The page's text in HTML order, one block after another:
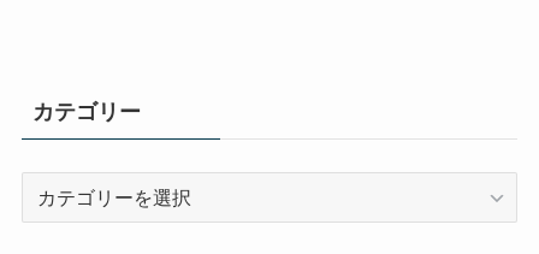
カテゴリー